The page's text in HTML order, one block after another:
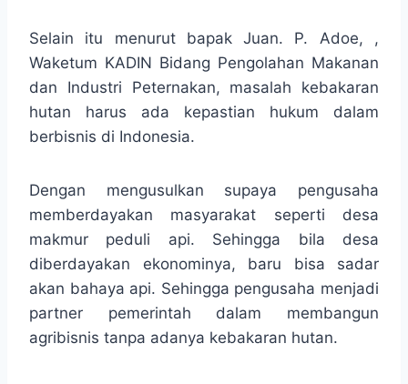
Selain itu menurut bapak Juan. P. Adoe, ,
Waketum KADIN Bidang Pengolahan Makanan
dan Industri Peternakan, masalah kebakaran
hutan harus ada kepastian hukum dalam
berbisnis di Indonesia.
Dengan mengusulkan supaya pengusaha
memberdayakan masyarakat seperti desa
makmur peduli api. Sehingga bila desa
diberdayakan ekonominya, baru bisa sadar
akan bahaya api. Sehingga pengusaha menjadi
partner pemerintah dalam membangun
agribisnis tanpa adanya kebakaran hutan.